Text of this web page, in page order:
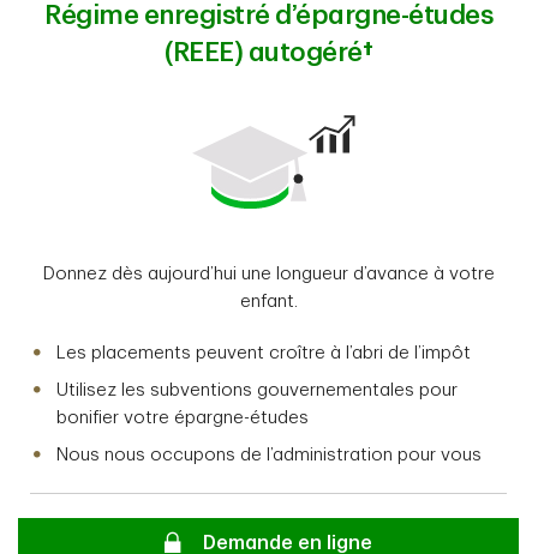
Régime enregistré d’épargne-études
(REEE) autogéré†
Donnez dès aujourd’hui une longueur d’avance à votre
enfant.
Les placements peuvent croître à l’abri de l’impôt
Utilisez les subventions gouvernementales pour
bonifier votre épargne-études
Nous nous occupons de l’administration pour vous
SecureDemande en ligne